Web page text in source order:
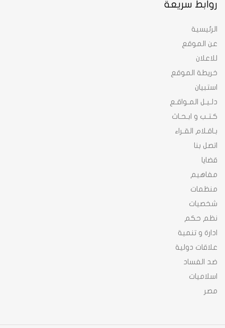
روابط سريعة
الرئيسية
عن الموقع
للاعلان
خريطة الموقع
استبيان
دلـيـل المـواقـع
كـتـب و ابـحـاث
بـاقـلام القـراء
اتصل بنا
قضايا
مفاهيم
منظمات
شخصيات
نظم حكم
ادارة و تنمية
علاقات دولية
ضد الفساد
اسلاميات
مصر